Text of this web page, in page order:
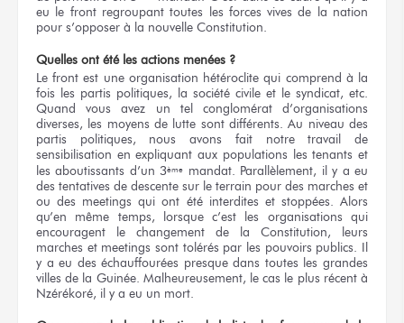
eu le front regroupant toutes les forces vives de la nation
pour s’opposer à la nouvelle Constitution.
Quelles ont été les actions menées ?
Le front est une organisation hétéroclite qui comprend à la
fois les partis politiques, la société civile et le syndicat, etc.
Quand vous avez un tel conglomérat d’organisations
diverses, les moyens de lutte sont différents. Au niveau des
partis politiques, nous avons fait notre travail de
sensibilisation en expliquant aux populations les tenants et
les aboutissants d’un 3ème
mandat. Parallèlement, il y a eu
des tentatives de descente sur le terrain pour des marches et
ou des meetings qui ont été interdites et stoppées. Alors
qu’en même temps, lorsque c’est les organisations qui
encouragent le changement de la Constitution, leurs
marches et meetings sont tolérés par les pouvoirs publics. Il
y a eu des échauffourées presque dans toutes les grandes
villes de la Guinée. Malheureusement, le cas le plus récent à
Nzérékoré, il y a eu un mort.